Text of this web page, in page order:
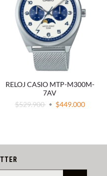
RELOJ CASIO MTP-M300M-
7AV
$529.900
$449.000